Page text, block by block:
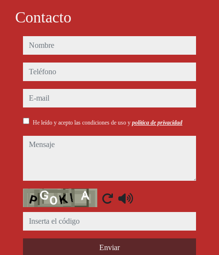
Contacto
nombre
teléfono
e-mail
He leído y acepto las condiciones de uso y política de privacidad
mensaje
Captcha
Enviar